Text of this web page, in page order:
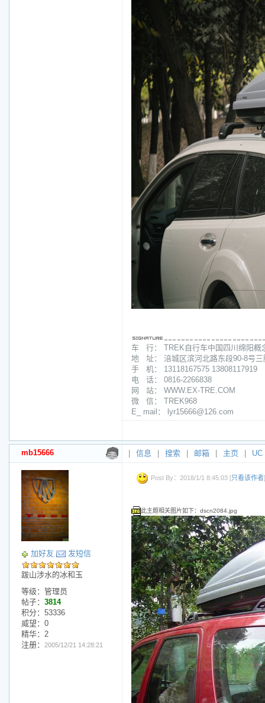
车 行： TREK自行车中国四川绵阳概
地 址： 涪城区滨河北路东段90-8号三
手 机： 13118167575 13808117919
电 话： 0816-2266838
网 站： WWW.EX-TRE.COM
微 信： TREK968
E_ mail： lyr15666@126.com
mb15666 信息 搜索 邮箱 主页 UC
加好友 发短信
跋山涉水的冰和玉
等级：管理员
帖子： 3814
积分：53336
威望：0
精华：2
注册：
2005/12/21 14:28:21
Post By：2018/1/1 8:45:03 [只看该作者]
此主题相关图片如下：dscn2084.jpg